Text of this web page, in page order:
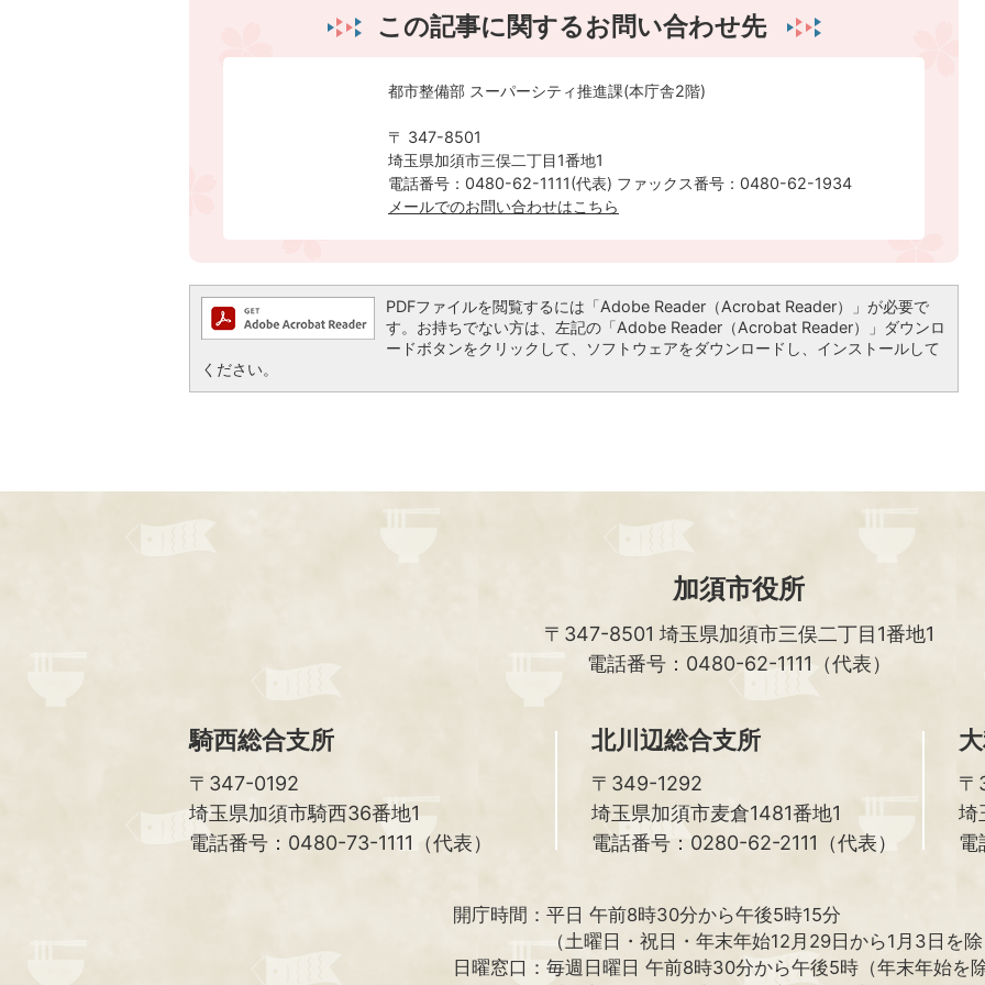
この記事に関するお問い合わせ先
都市整備部 スーパーシティ推進課(本庁舎2階)
〒 347-8501
埼玉県加須市三俣二丁目1番地1
電話番号：0480-62-1111(代表) ファックス番号：0480-62-1934
メールでのお問い合わせはこちら
PDFファイルを閲覧するには「Adobe Reader（Acrobat Reader）」が必要で
す。お持ちでない方は、左記の「Adobe Reader（Acrobat Reader）」ダウンロ
ードボタンをクリックして、ソフトウェアをダウンロードし、インストールして
ください。
加須市役所
〒347-8501 埼玉県加須市三俣二丁目1番地1
電話番号：0480-62-1111（代表）
騎西総合支所
〒347-0192
埼玉県加須市騎西36番地1
電話番号：0480-73-1111（代表）
北川辺総合支所
〒349-1292
埼玉県加須市麦倉1481番地1
電話番号：0280-62-2111（代表）
〒
埼
電
開庁時間： 平日 午前8時30分から午後5時15分
（土曜日・祝日・年末年始12月29日から1月3日を
日曜窓口： 毎週日曜日 午前8時30分から午後5時（年末年始を